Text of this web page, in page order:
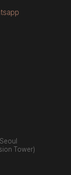
Tower)